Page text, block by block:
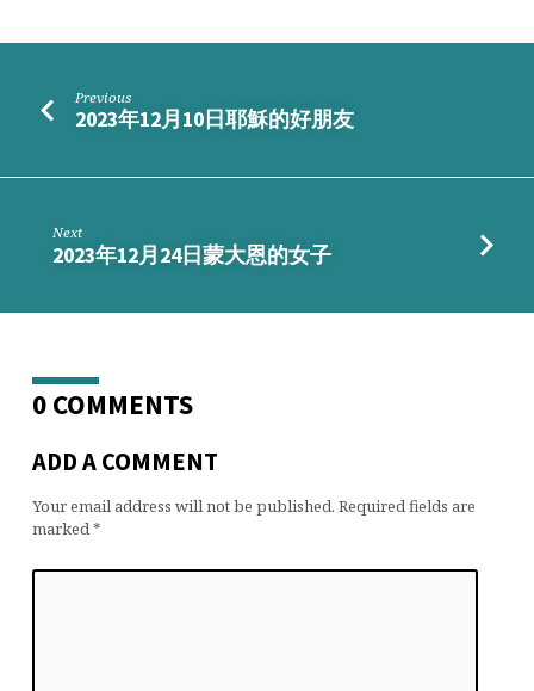
Previous
2023年12月10日耶穌的好朋友
Next
2023年12月24日蒙大恩的女子
0 COMMENTS
ADD A COMMENT
Your email address will not be published. Required fields are
marked*